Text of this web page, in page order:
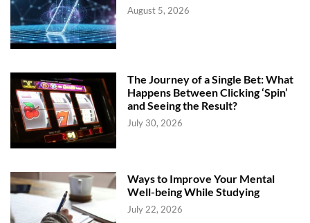
August 5, 2026
The Journey of a Single Bet: What
Happens Between Clicking ‘Spin’
and Seeing the Result?
July 30, 2026
Ways to Improve Your Mental
Well-being While Studying
July 22, 2026